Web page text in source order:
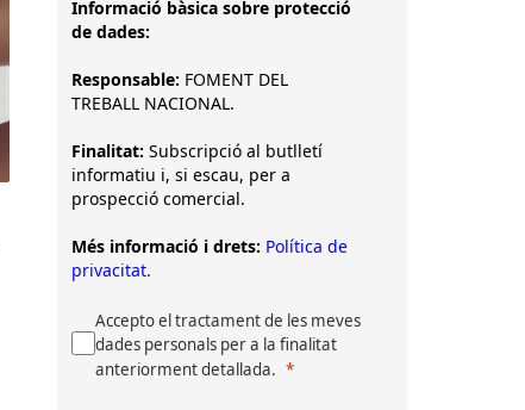
Informació bàsica sobre protecció
de dades:
Responsable: FOMENT DEL
TREBALL NACIONAL.
Finalitat: Subscripció al butlletí
informatiu i, si escau, per a
prospecció comercial.
Més informació i drets: Política de
privacitat.
Accepto el tractament de les meves
dades personals per a la finalitat
anteriorment detallada.